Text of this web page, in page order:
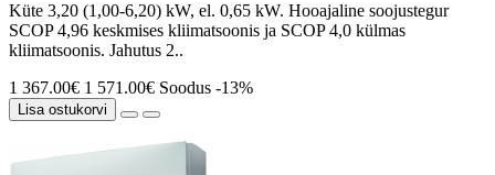
Küte 3,20 (1,00-6,20) kW, el. 0,65 kW. Hooajaline soojustegur
SCOP 4,96 keskmises kliimatsoonis ja SCOP 4,0 külmas
kliimatsoonis. Jahutus 2..
1 367.00€ 1 571.00€ Soodus -13%
Lisa ostukorvi